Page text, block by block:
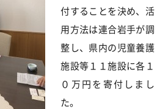
付することを決め、活
用方法は連合岩手が調
整し、県内の児童養護
施設等１１施設に各１
０万円を寄付しまし
た。